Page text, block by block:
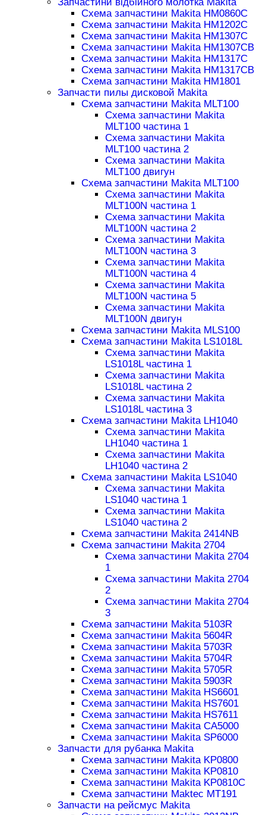
Запчастини відбійного молотка Makita
Схема запчастини Makita HM0860C
Схема запчастини Makita HM1202C
Схема запчастини Makita HM1307C
Схема запчастини Makita HM1307CB
Схема запчастини Makita HM1317C
Схема запчастини Makita HM1317CB
Схема запчастини Makita HM1801
Запчасти пилы дисковой Makita
Схема запчастини Makita MLT100
Схема запчастини Makita
MLT100 частина 1
Схема запчастини Makita
MLT100 частина 2
Схема запчастини Makita
MLT100 двигун
Схема запчастини Makita MLT100
Схема запчастини Makita
MLT100N частина 1
Схема запчастини Makita
MLT100N частина 2
Схема запчастини Makita
MLT100N частина 3
Схема запчастини Makita
MLT100N частина 4
Схема запчастини Makita
MLT100N частина 5
Схема запчастини Makita
MLT100N двигун
Схема запчастини Makita MLS100
Схема запчастини Makita LS1018L
Схема запчастини Makita
LS1018L частина 1
Схема запчастини Makita
LS1018L частина 2
Схема запчастини Makita
LS1018L частина 3
Схема запчастини Makita LH1040
Схема запчастини Makita
LH1040 частина 1
Схема запчастини Makita
LH1040 частина 2
Схема запчастини Makita LS1040
Схема запчастини Makita
LS1040 частина 1
Схема запчастини Makita
LS1040 частина 2
Схема запчастини Makita 2414NB
Схема запчастини Makita 2704
Схема запчастини Makita 2704
1
Схема запчастини Makita 2704
2
Схема запчастини Makita 2704
3
Схема запчастини Makita 5103R
Схема запчастини Makita 5604R
Схема запчастини Makita 5703R
Схема запчастини Makita 5704R
Схема запчастини Makita 5705R
Схема запчастини Makita 5903R
Схема запчастини Makita HS6601
Схема запчастини Makita HS7601
Схема запчастини Makita HS7611
Схема запчастини Makita CA5000
Схема запчастини Makita SP6000
Запчасти для рубанка Makita
Схема запчастини Makita KP0800
Схема запчастини Makita KP0810
Схема запчастини Makita KP0810C
Схема запчастини Maktec MT191
Запчасти на рейсмус Makita